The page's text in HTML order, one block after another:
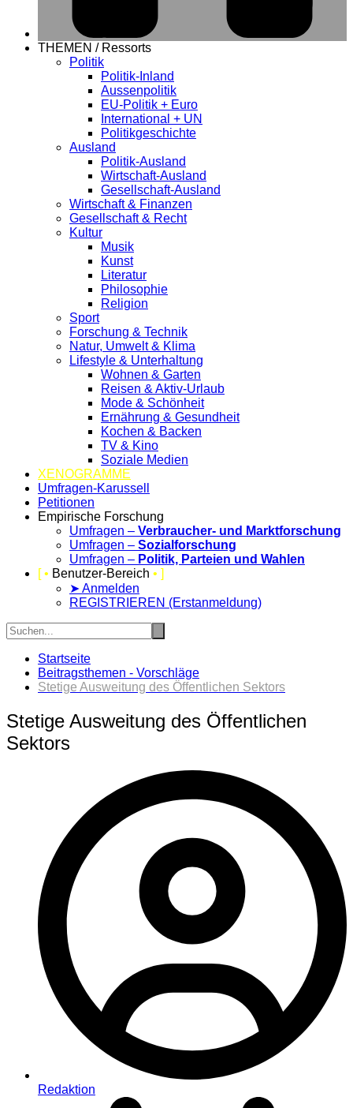
THEMEN / Ressorts
Politik
Politik-Inland
Aussenpolitik
EU-Politik + Euro
International + UN
Politikgeschichte
Ausland
Politik-Ausland
Wirtschaft-Ausland
Gesellschaft-Ausland
Wirtschaft & Finanzen
Gesellschaft & Recht
Kultur
Musik
Kunst
Literatur
Philosophie
Religion
Sport
Forschung & Technik
Natur, Umwelt & Klima
Lifestyle & Unterhaltung
Wohnen & Garten
Reisen & Aktiv-Urlaub
Mode & Schönheit
Ernährung & Gesundheit
Kochen & Backen
TV & Kino
Soziale Medien
XENOGRAMME
Umfragen-Karussell
Petitionen
Empirische Forschung
Umfragen – Verbraucher- und Marktforschung
Umfragen – Sozialforschung
Umfragen – Politik, Parteien und Wahlen
[ • Benutzer-Bereich • ]
➤ Anmelden
REGISTRIEREN (Erstanmeldung)
Startseite
Beitragsthemen - Vorschläge
Stetige Ausweitung des Öffentlichen Sektors
Stetige Ausweitung des Öffentlichen
Sektors
Redaktion